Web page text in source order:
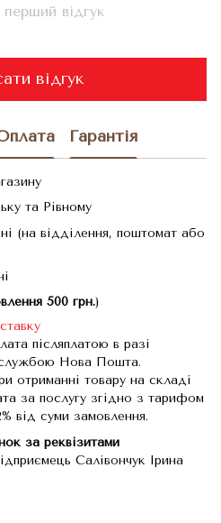
відгук
відгук
Гарантія
та Рівному
(на відділення, поштомат або
500 грн.)
післяплатою в разі
Нова Пошта.
отриманні товару на складі
за послугу згідно з тарифом
від суми замовлення.
за реквізитами
Салівончук Ірина